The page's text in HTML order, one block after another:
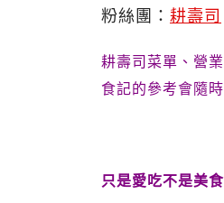
粉絲團： 耕壽司
耕壽司菜單、營
食記的參考會隨
只是愛吃不是美